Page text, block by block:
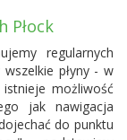
Płock
regularnych
płyny - w
możliwość
jak nawigacja
do punktu